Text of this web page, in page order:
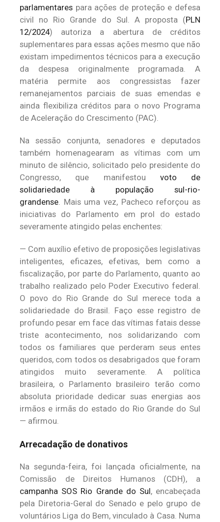
parlamentares para ações de proteção e defesa
civil no Rio Grande do Sul. A proposta (PLN
12/2024) autoriza a abertura de créditos
suplementares para essas ações mesmo que não
existam impedimentos técnicos para a execução
da despesa originalmente programada. A
matéria permite aos congressistas fazer
remanejamentos parciais de suas emendas e
ainda flexibiliza créditos para o novo Programa
de Aceleração do Crescimento (PAC).
Na sessão conjunta, senadores e deputados
também homenagearam as vítimas com um
minuto de silêncio, solicitado pelo presidente do
Congresso, que manifestou voto de
solidariedade à população sul-rio-
grandense . Mais uma vez, Pacheco reforçou as
iniciativas do Parlamento em prol do estado
severamente atingido pelas enchentes:
— Com auxílio efetivo de proposições legislativas
inteligentes, eficazes, efetivas, bem como a
fiscalização, por parte do Parlamento, quanto ao
trabalho realizado pelo Poder Executivo federal.
O povo do Rio Grande do Sul merece toda a
solidariedade do Brasil. Faço esse registro de
profundo pesar em face das vítimas fatais desse
triste acontecimento, nos solidarizando com
todos os familiares que perderam seus entes
queridos, com todos os desabrigados que foram
atingidos muito severamente. A política
brasileira, o Parlamento brasileiro terão como
absoluta prioridade dedicar suas energias aos
irmãos e irmãs do estado do Rio Grande do Sul
— afirmou.
Arrecadação de donativos
Na segunda-feira, foi lançada oficialmente, na
Comissão de Direitos Humanos (CDH), a
campanha SOS Rio Grande do Sul, encabeçada
pela Diretoria-Geral do Senado e pelo grupo de
voluntários Liga do Bem, vinculado à Casa. Numa